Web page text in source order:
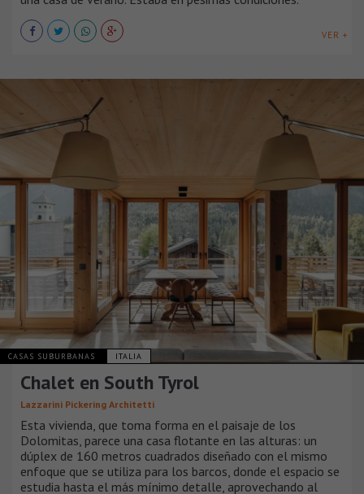
VER +
CASAS SUBURBANAS ITALIA
Chalet en South Tyrol
Lazzarini Pickering Architetti
Esta vivienda, que toma forma en el paisaje de los
Dolomitas, parece una casa flotante en las alturas: un
dúplex de 160 metros cuadrados diseñado con el mismo
enfoque que se utiliza para los barcos, donde el espacio se
estudia hasta el más mínimo detalle, aprovechando al